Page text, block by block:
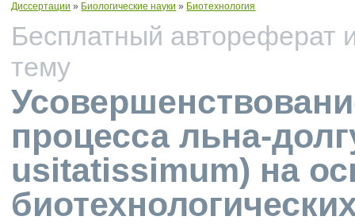
Диссертации » Биологические науки » Биотехнология
Бесплатный автореферат
тему
процесса льна-
usitatissimum) на